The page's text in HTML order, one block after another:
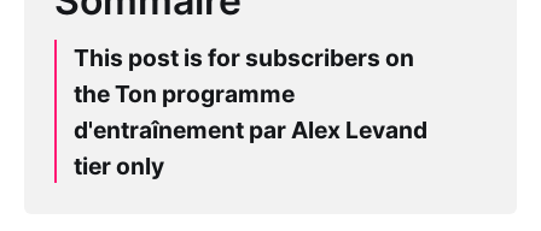
This post is for subscribers on
the Ton programme
d'entraînement par Alex Levand
tier only